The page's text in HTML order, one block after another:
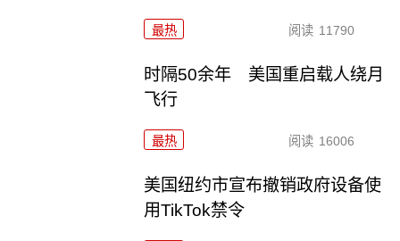
最热 阅读 11790
时隔50余年 美国重启载人绕月
飞行
最热 阅读 16006
美国纽约市宣布撤销政府设备使
用TikTok禁令